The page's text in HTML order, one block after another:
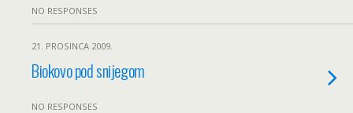
NO RESPONSES
21. PROSINCA 2009.
Biokovo pod snijegom
NO RESPONSES